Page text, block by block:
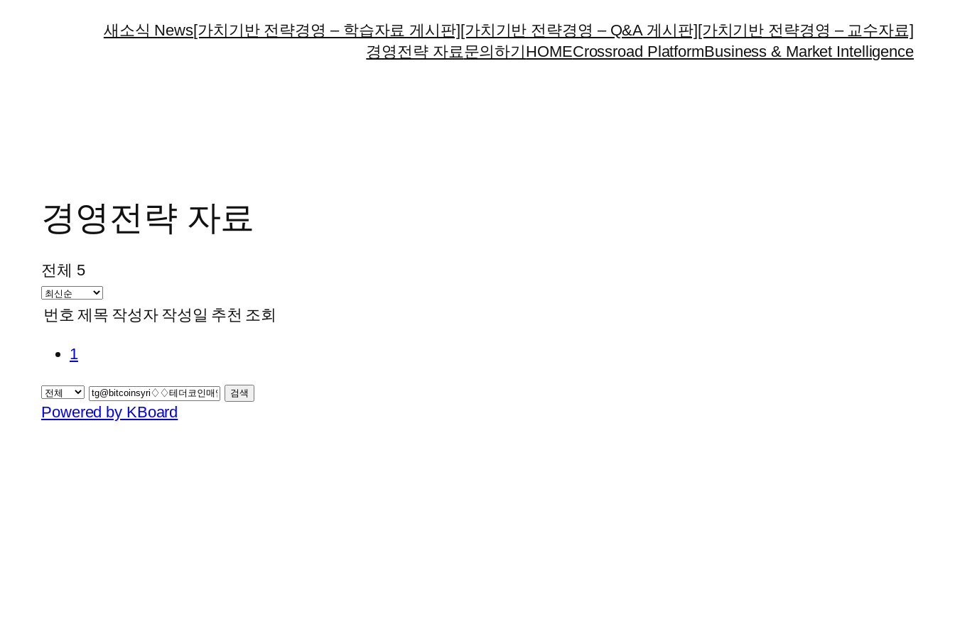
새소식 News[가치기반 전략경영 – 학습자료 게시판][가치기반 전략경영 – Q&A 게시판][가치기반 전략경영 – 교수자료]
경영전략 자료문의하기HOMECrossroad PlatformBusiness & Market Intelligence
경영전략 자료
전체 5
번호 제목 작성자 작성일 추천 조회
1
검색
Powered by KBoard